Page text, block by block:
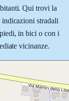
Qui trovi la
stradali
in bici o con i
vicinanze.